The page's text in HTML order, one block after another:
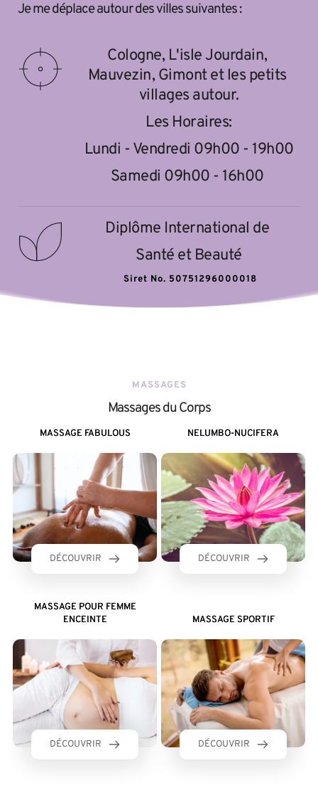
Je me déplace autour des villes suivantes :
Cologne, L'isle Jourdain,
Mauvezin, Gimont et les petits
villages autour.
Les Horaires:
Lundi - Vendredi 09h00 - 19h00
Samedi 09h00 - 16h00
Diplôme International de
Santé et Beauté
    Siret No. 50751296000018
MASSAGES
Massages du Corps
MASSAGE FABULOUS
DÉCOUVRIR
NELUMBO-NUCIFERA
DÉCOUVRIR
MASSAGE POUR FEMME
ENCEINTE
DÉCOUVRIR
MASSAGE SPORTIF​
DÉCOUVRIR